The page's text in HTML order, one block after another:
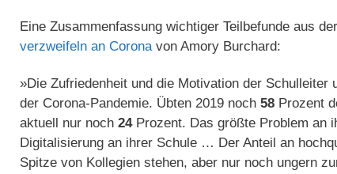
Eine Zusammenfassung wichtiger Teilbefunde aus
verzweifeln an Coronavon Amory Burchard:
»Die Zufriedenheit und die Motivation der
der Corona-Pandemie. Übten 2019 noch 58 Prozent
aktuell nur noch 24 Prozent. Das größte Problem an
Digitalisierung an ihrer Schule … Der Anteil an
Spitze von Kollegien stehen, aber nur noch ungern